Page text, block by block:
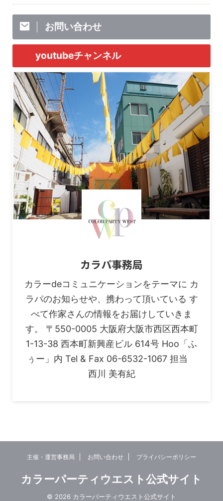
お問い合わせ
youtubeチャンネル
カラパ事務局
カラーdeコミュニケーションをテーマに カ
ラパのお知らせや、携わって頂いている す
べて作家さんの情報をお届けしていきま
す。 〒550-0005 大阪府大阪市西区西本町
1-13-38 西本町新興産ビル 614号 Hoo「ふ
ぅー」内 Tel & Fax 06-6532-1067 担当
西川 美有紀
主催・運営事務局 お問い合わせ プライバシーポリシー
カラーパーティウエスト公式サイト
© 2026 カラーパーティウエスト公式サイト